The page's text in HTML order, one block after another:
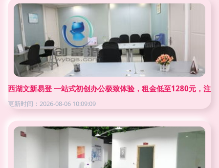
西湖文新易登 一站式初创办公极致体验，租金低至1280元，注
更新时间：2026-08-06 10:09:09